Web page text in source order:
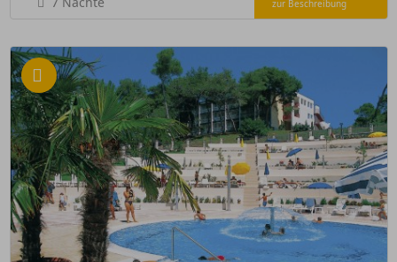
zur Beschreibung